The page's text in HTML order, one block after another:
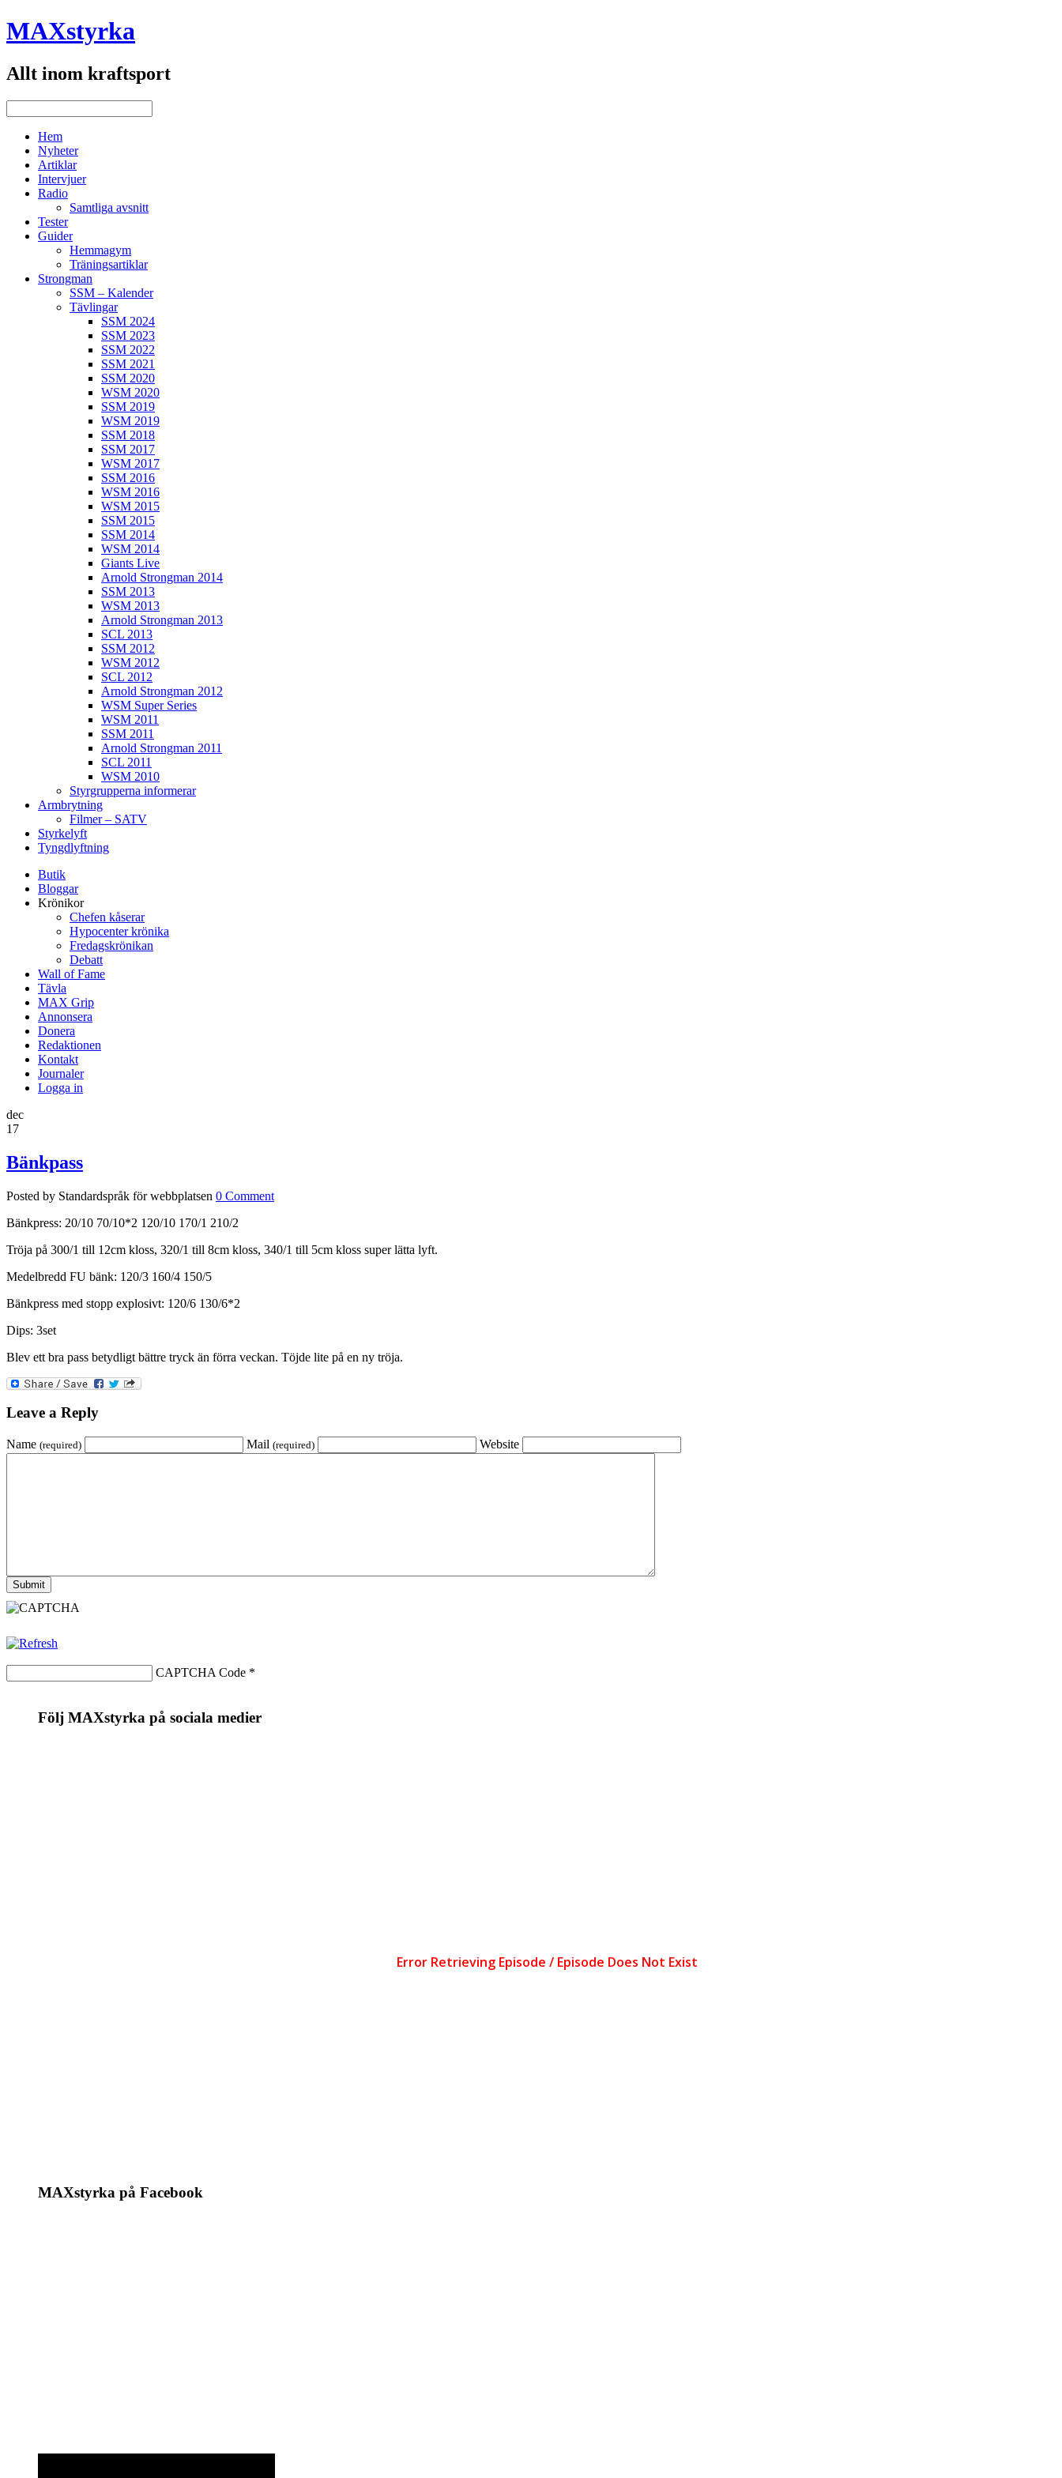
MAXstyrka
Allt inom kraftsport
Hem
Nyheter
Artiklar
Intervjuer
Radio
Samtliga avsnitt
Tester
Guider
Hemmagym
Träningsartiklar
Strongman
SSM – Kalender
Tävlingar
SSM 2024
SSM 2023
SSM 2022
SSM 2021
SSM 2020
WSM 2020
SSM 2019
WSM 2019
SSM 2018
SSM 2017
WSM 2017
SSM 2016
WSM 2016
WSM 2015
SSM 2015
SSM 2014
WSM 2014
Giants Live
Arnold Strongman 2014
SSM 2013
WSM 2013
Arnold Strongman 2013
SCL 2013
SSM 2012
WSM 2012
SCL 2012
Arnold Strongman 2012
WSM Super Series
WSM 2011
SSM 2011
Arnold Strongman 2011
SCL 2011
WSM 2010
Styrgrupperna informerar
Armbrytning
Filmer – SATV
Styrkelyft
Tyngdlyftning
Butik
Bloggar
Krönikor
Chefen kåserar
Hypocenter krönika
Fredagskrönikan
Debatt
Wall of Fame
Tävla
MAX Grip
Annonsera
Donera
Redaktionen
Kontakt
Journaler
Logga in
dec
17
Bänkpass
Posted by Standardspråk för webbplatsen 0 Comment
Bänkpress: 20/10 70/10*2 120/10 170/1 210/2
Tröja på 300/1 till 12cm kloss, 320/1 till 8cm kloss, 340/1 till 5cm kloss super lätta lyft.
Medelbredd FU bänk: 120/3 160/4 150/5
Bänkpress med stopp explosivt: 120/6 130/6*2
Dips: 3set
Blev ett bra pass betydligt bättre tryck än förra veckan. Töjde lite på en ny tröja.
Leave a Reply
Name (required) Mail (required) Website
CAPTCHA Code *
Följ MAXstyrka på sociala medier
MAXstyrka på Facebook